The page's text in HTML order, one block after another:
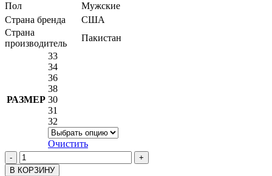
Пол
Мужские
Страна бренда
США
Страна
производитель
Пакистан
РАЗМЕР
33
34
36
38
30
31
32
Очистить
В КОРЗИНУ